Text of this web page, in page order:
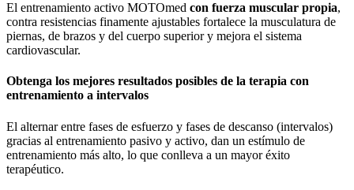
El entrenamiento activo MOTOmed con fuerza muscular propia,
contra resistencias finamente ajustables fortalece la musculatura de
piernas, de brazos y del cuerpo superior y mejora el sistema
cardiovascular.
Obtenga los mejores resultados posibles de la terapia con
entrenamiento a intervalos
El alternar entre fases de esfuerzo y fases de descanso (intervalos)
gracias al entrenamiento pasivo y activo, dan un estímulo de
entrenamiento más alto, lo que conlleva a un mayor éxito
terapéutico.